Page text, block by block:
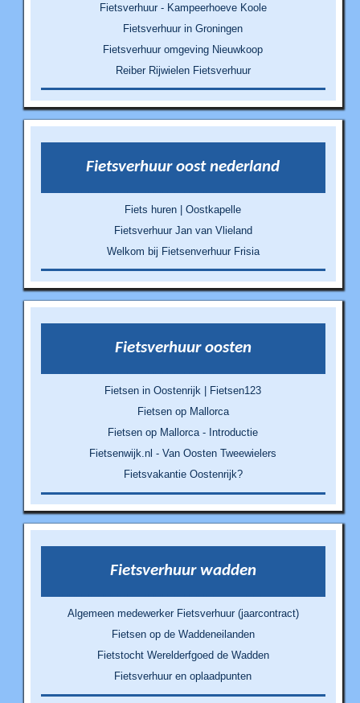
Fietsverhuur - Kampeerhoeve Koole
Fietsverhuur in Groningen
Fietsverhuur omgeving Nieuwkoop
Reiber Rijwielen Fietsverhuur
Fietsverhuur oost nederland
Fiets huren | Oostkapelle
Fietsverhuur Jan van Vlieland
Welkom bij Fietsenverhuur Frisia
Fietsverhuur oosten
Fietsen in Oostenrijk | Fietsen123
Fietsen op Mallorca
Fietsen op Mallorca - Introductie
Fietsenwijk.nl - Van Oosten Tweewielers
Fietsvakantie Oostenrijk?
Fietsverhuur wadden
Algemeen medewerker Fietsverhuur (jaarcontract)
Fietsen op de Waddeneilanden
Fietstocht Werelderfgoed de Wadden
Fietsverhuur en oplaadpunten